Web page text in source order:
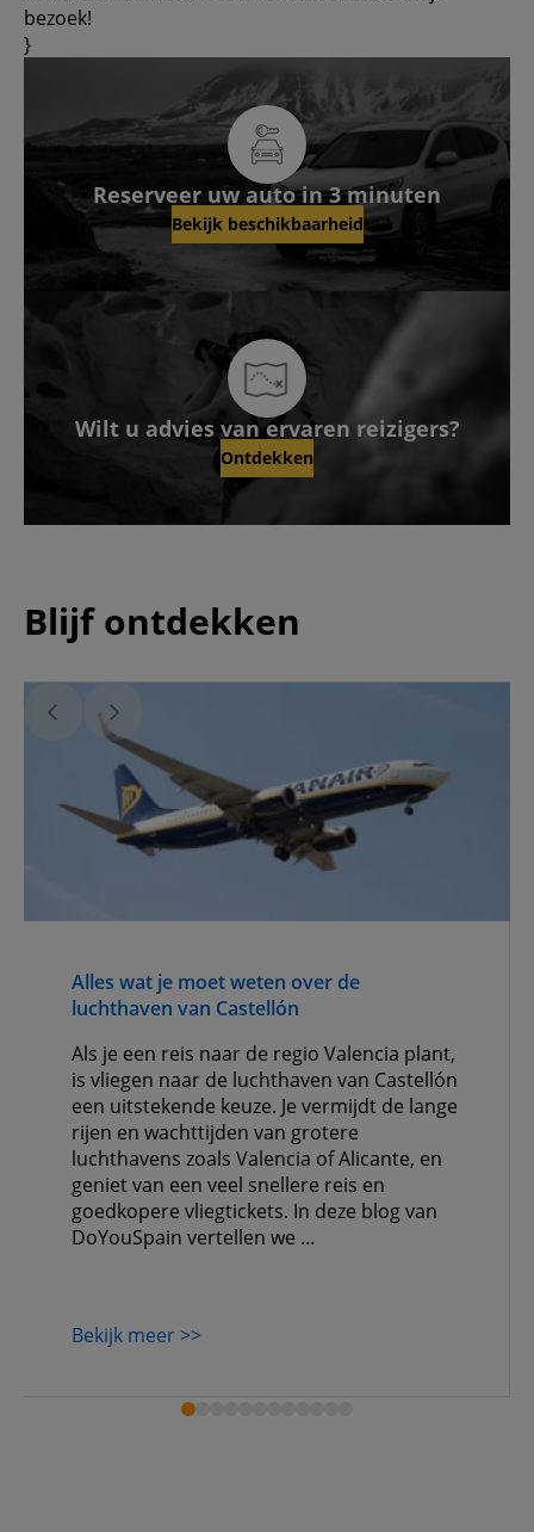
bezoek!
}
Reserveer uw auto in 3 minuten
Bekijk beschikbaarheid
Wilt u advies van ervaren reizigers?
Ontdekken
Blijf ontdekken
Alles wat je moet weten over de
luchthaven van Castellón
Als je een reis naar de regio Valencia plant,
is vliegen naar de luchthaven van Castellón
een uitstekende keuze. Je vermijdt de lange
rijen en wachttijden van grotere
luchthavens zoals Valencia of Alicante, en
geniet van een veel snellere reis en
goedkopere vliegtickets. In deze blog van
DoYouSpain vertellen we ...
Bekijk meer >>